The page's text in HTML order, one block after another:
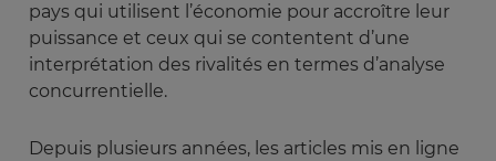
pays qui utilisent l’économie pour accroître leur
puissance et ceux qui se contentent d’une
interprétation des rivalités en termes d’analyse
concurrentielle.
Depuis plusieurs années, les articles mis en ligne